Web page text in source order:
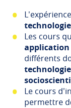
Les cours
application
différents
Le cours
permettre